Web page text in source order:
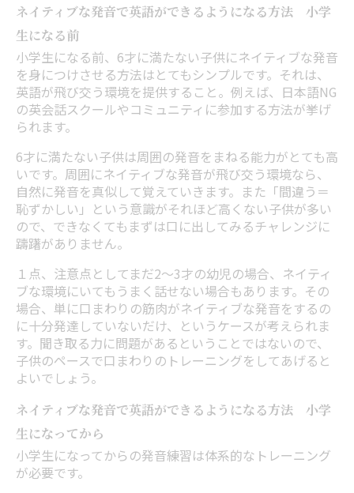
ネイティブな発音で英語ができるようになる方法 小学
生になる前
小学生になる前、6才に満たない子供にネイティブな発音
を身につけさせる方法はとてもシンプルです。それは、
英語が飛び交う環境を提供すること。例えば、日本語NG
の英会話スクールやコミュニティに参加する方法が挙げ
られます。
6才に満たない子供は周囲の発音をまねる能力がとても高
いです。周囲にネイティブな発音が飛び交う環境なら、
自然に発音を真似して覚えていきます。また「間違う＝
恥ずかしい」という意識がそれほど高くない子供が多い
ので、できなくてもまずは口に出してみるチャレンジに
躊躇がありません。
１点、注意点としてまだ2～3才の幼児の場合、ネイティ
ブな環境にいてもうまく話せない場合もあります。その
場合、単に口まわりの筋肉がネイティブな発音をするの
に十分発達していないだけ、というケースが考えられま
す。聞き取る力に問題があるということではないので、
子供のペースで口まわりのトレーニングをしてあげると
よいでしょう。
ネイティブな発音で英語ができるようになる方法 小学
生になってから
小学生になってからの発音練習は体系的なトレーニング
が必要です。